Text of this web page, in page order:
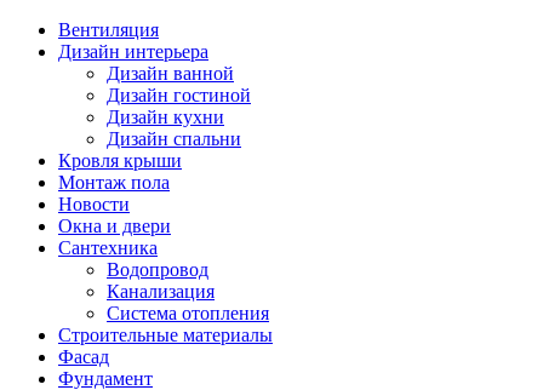
Вентиляция
Дизайн интерьера
Дизайн ванной
Дизайн гостиной
Дизайн кухни
Дизайн спальни
Кровля крыши
Монтаж пола
Новости
Окна и двери
Сантехника
Водопровод
Канализация
Система отопления
Строительные материалы
Фасад
Фундамент